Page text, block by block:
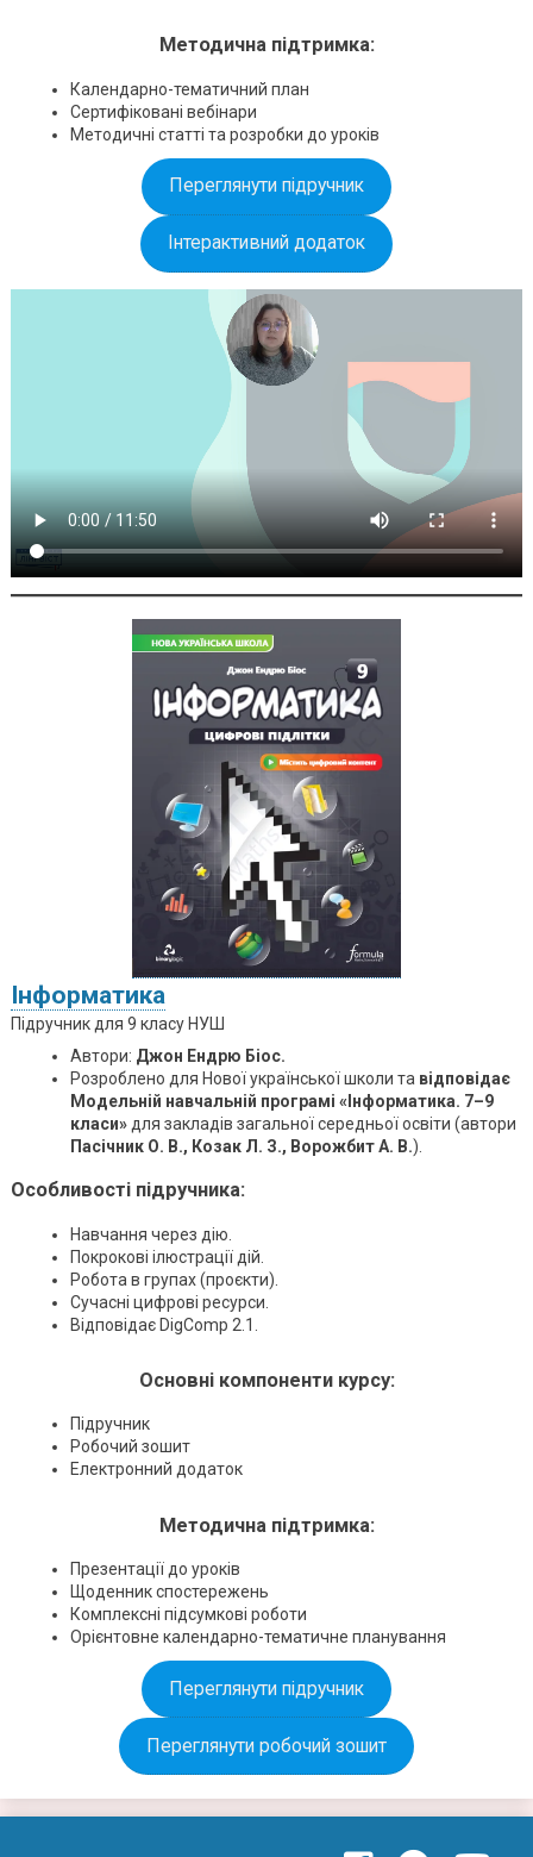
Методична підтримка:
Календарно-тематичний план
Сертифіковані вебінари
Методичні статті та розробки до уроків
Переглянути підручник
Інтерактивний додаток
Інформатика
Підручник для 9 класу НУШ
Автори: Джон Ендрю Біос.
Розроблено для Нової української школи та відповідає
Модельній навчальній програмі «Інформатика. 7–9
класи»для закладів загальної середньої освіти (автори
Пасічник О. В., Козак Л. З., Ворожбит А. В.).
Особливості підручника:
Навчання через дію.
Покрокові ілюстрації дій​.
Робота в групах (проєкти).
Сучасні цифрові ресурси.
Відповідає DigComp 2.1.
Основні компоненти курсу:
Підручник
Робочий зошит
Електронний додаток
Методична підтримка:
Презентації до уроків
Щоденник спостережень
Комплексні підсумкові роботи
Орієнтовне календарно-тематичне планування
Переглянути підручник
Переглянути робочий зошит